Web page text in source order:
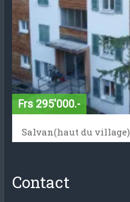
Frs 295'000.-
Salvan(haut du village)
Contact